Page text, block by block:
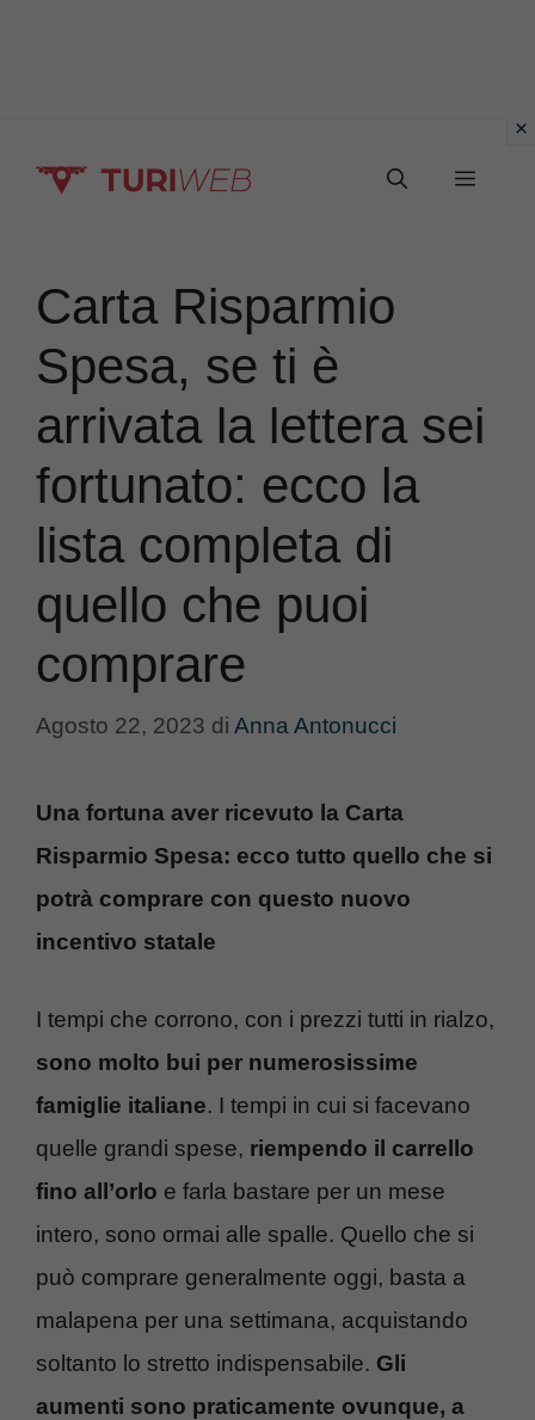
Menu
Carta Risparmio
Spesa, se ti è
arrivata la lettera sei
fortunato: ecco la
lista completa di
quello che puoi
comprare
Agosto 22, 2023 di Anna Antonucci
Una fortuna aver ricevuto la Carta
Risparmio Spesa: ecco tutto quello che si
potrà comprare con questo nuovo
incentivo statale
I tempi che corrono, con i prezzi tutti in rialzo,
sono molto bui per numerosissime
famiglie italiane. I tempi in cui si facevano
quelle grandi spese, riempendo il carrello
fino all’orlo e farla bastare per un mese
intero, sono ormai alle spalle. Quello che si
può comprare generalmente oggi, basta a
malapena per una settimana, acquistando
soltanto lo stretto indispensabile. Gli
aumenti sono praticamente ovunque, a